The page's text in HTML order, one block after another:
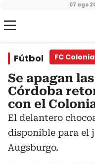
07 ago
Fútbol FC Colonia
Se apagan
Córdoba
con el
El delantero
disponible para el
Augsburgo.